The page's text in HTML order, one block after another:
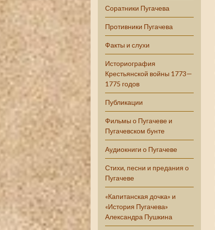
Соратники Пугачева
Противники Пугачева
Факты и слухи
Историография
Крестьянской войны 1773—
1775 годов
Публикации
Фильмы о Пугачеве и
Пугачевском бунте
Аудиокниги о Пугачеве
Стихи, песни и предания о
Пугачеве
«Капитанская дочка» и
«История Пугачева»
Александра Пушкина